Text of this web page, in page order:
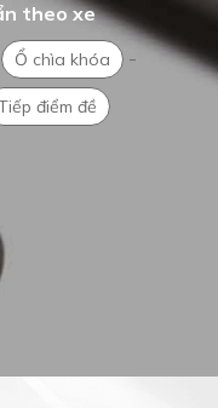
theo xe
Ổ chìa khóa -
điểm đề